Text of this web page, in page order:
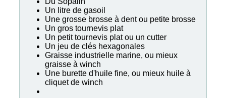
Un litre de gasoil
Une grosse brosse à dent ou petite brosse
Un gros tournevis plat
Un petit tournevis plat ou un cutter
Un jeu de clés hexagonales
Graisse industrielle marine, ou mieux
graisse à winch
Une burette d'huile fine, ou mieux huile à
cliquet de winch